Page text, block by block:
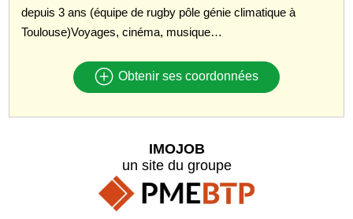
depuis 3 ans (équipe de rugby pôle génie climatique à
Toulouse)Voyages, cinéma, musique…
Obtenir ses coordonnées
IMOJOB
un site du groupe